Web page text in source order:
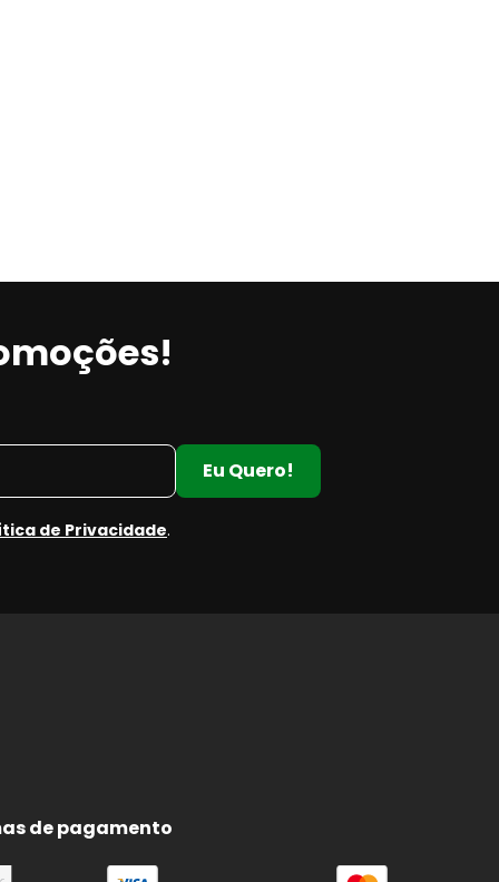
Eu Quero!
de Privacidade.
de pagamento